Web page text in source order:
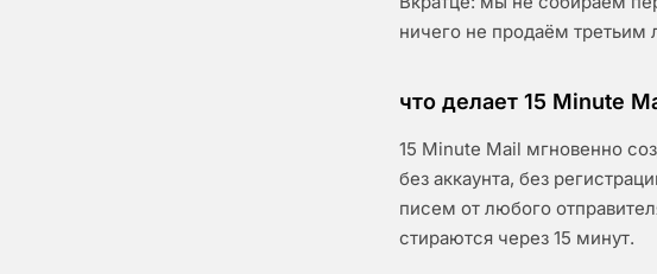
ничего не продаём третьим
что делает 15 Minute
15 Minute Mail мгновенно
без аккаунта, без
писем от любого
стираются через 15 минут.